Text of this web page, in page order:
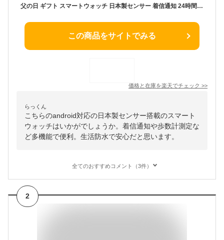
父の日 ギフト スマートウォッチ 日本製センサー 着信通知 24時間健康管理 生活防水 歩数計 曲面 レディース メンズ腕時計 日本語対応 多機能 睡眠検測 アラーム 軽量 Bluetooth 5.0 iphone android アンドロイド対応 誕生日 男性 女性 キッズ 子供 プレゼント 70代 母の日
この商品をサイトでみる
価格と在庫を楽天でチェック >>
らっくん
こちらのandroid対応の日本製センサー搭載のスマート
ウォッチはいかがでしょうか。着信通知や歩数計測定な
ど多機能で便利。生活防水で安心だと思います。
全てのおすすめコメント（3件）
2